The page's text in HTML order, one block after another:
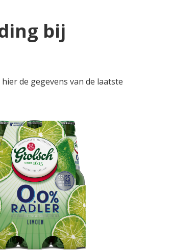
bij
de gegevens van de laatste